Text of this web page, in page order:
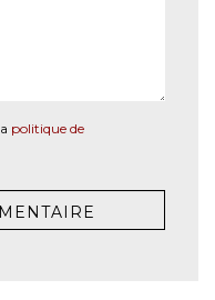
politique de